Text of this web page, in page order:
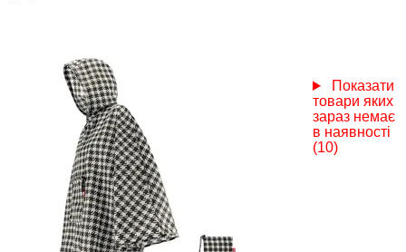
Показати
товари яких
зараз немає
в наявності
(10)